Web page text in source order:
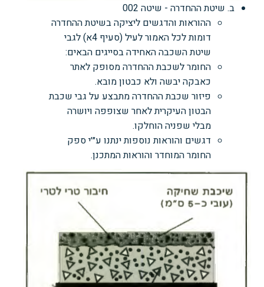
ב. שיטת ההחדרה - שיטה 002
ההוראות והדגשים ליציקה בשיטת ההחדרה
דומות לכל האמור לעיל (סעיף 4א) לגבי
שיטת השכבה האחידה בסייגים הבאים:
החומר לשכבת ההחדרה מסופק לאתר
כאבקה יבשה ולא כבטון מובא.
פיזור שכבת ההחדרה מתבצע על גבי שכבת
הבטון העיקרית לאחר שצופפה ויושרה
מבלי שפניה הוחלקו.
דגשים והוראות נוספות ינתנו ע״׳י ספק
החומר המוחדר והוראות המתכנן.